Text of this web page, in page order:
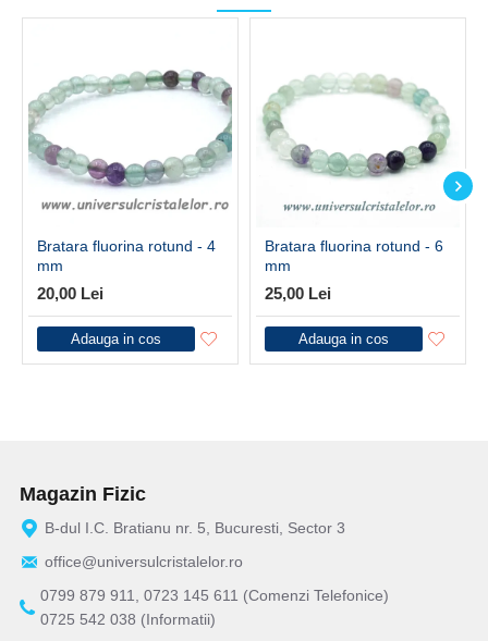
Bratara fluorina rotund - 4
mm
20,00 Lei
Adauga in cos
Bratara fluorina rotund - 6
mm
25,00 Lei
Adauga in cos
Magazin Fizic
B-dul I.C. Bratianu nr. 5, Bucuresti, Sector 3
office@universulcristalelor.ro
0799 879 911, 0723 145 611 (Comenzi Telefonice)
0725 542 038 (Informatii)